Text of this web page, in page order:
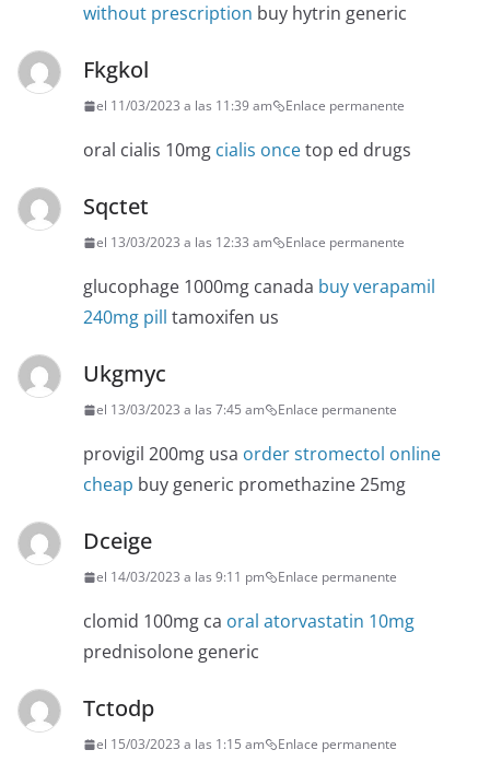
without prescription buy hytrin generic
Fkgkol
el 11/03/2023 a las 11:39 am Enlace permanente
oral cialis 10mg cialis oncetop ed drugs
Sqctet
el 13/03/2023 a las 12:33 am Enlace permanente
glucophage 1000mg canada buy verapamil
240mg pill tamoxifen us
Ukgmyc
el 13/03/2023 a las 7:45 am Enlace permanente
provigil 200mg usa order stromectol online
cheap buy generic promethazine 25mg
Dceige
el 14/03/2023 a las 9:11 pm Enlace permanente
clomid 100mg ca oral atorvastatin 10mg
prednisolone generic
Tctodp
el 15/03/2023 a las 1:15 am Enlace permanente